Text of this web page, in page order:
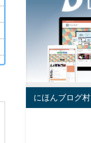
にほんブログ村